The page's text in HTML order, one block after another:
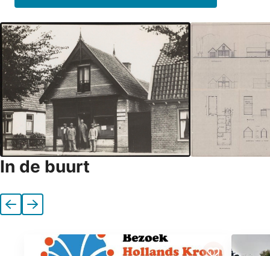
In de buurt
VorigeVolgende